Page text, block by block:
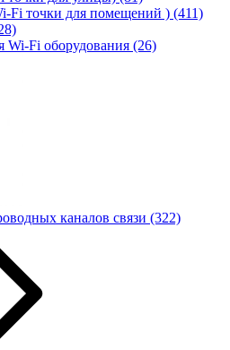
Fi точки для помещений ) (411)
Wi-Fi оборудования (26)
каналов связи (322)